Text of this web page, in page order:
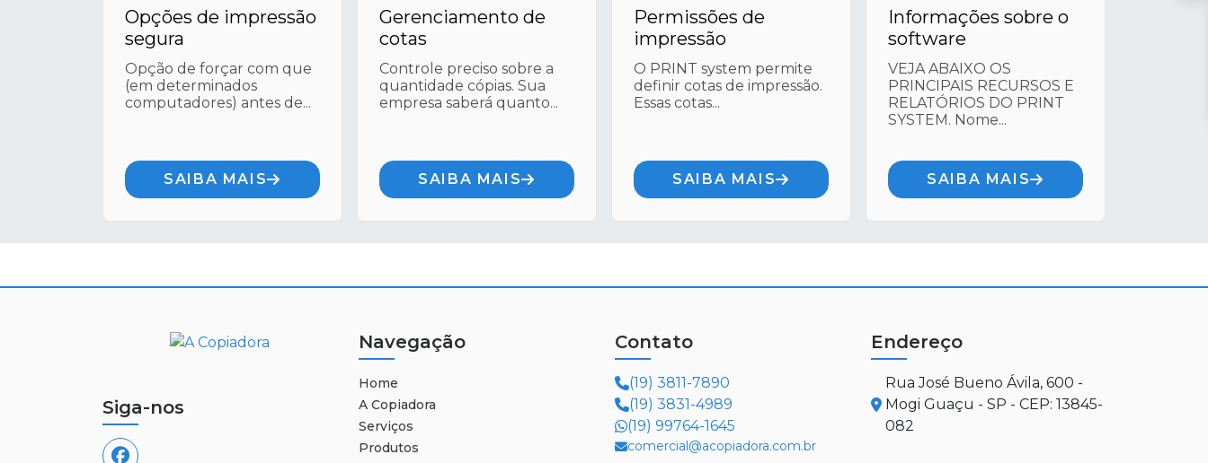
Opções de impressão
segura
Opção de forçar com que
(em determinados
computadores) antes de...
SAIBA MAIS
Gerenciamento de
cotas
Controle preciso sobre a
quantidade cópias. Sua
empresa saberá quanto...
SAIBA MAIS
Permissões de
impressão
O PRINT system permite
definir cotas de impressão.
Essas cotas...
SAIBA MAIS
Informações sobre o
software
VEJA ABAIXO OS
PRINCIPAIS RECURSOS E
RELATÓRIOS DO PRINT
SYSTEM. Nome...
SAIBA MAIS
Siga-nos
Navegação
Home
A Copiadora
Serviços
Produtos
Contato
(19) 3811-7890
(19) 3831-4989
(19) 99764-1645
comercial@acopiadora.com.br
Endereço
Rua José Bueno Ávila, 600 -
Mogi Guaçu - SP - CEP: 13845-
082